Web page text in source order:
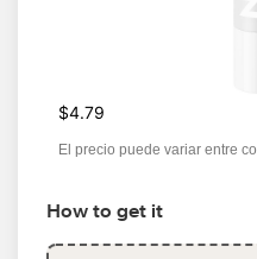
$4.79
El precio puede variar entre
How to get it